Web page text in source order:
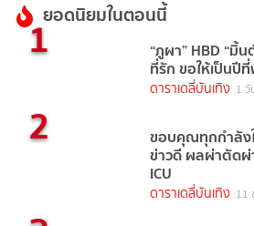
ยอดนิยมในตอนนี้
1 “ภูผา” HBD “มิ้
ที่รัก ขอให้เป็นปี
ดาราเดลี่บันเทิง 1 วั
2 ขอบคุณทุกกำลัง
ข่าวดี ผลผ่าตัด
ICU
ดาราเดลี่บันเทิง 11